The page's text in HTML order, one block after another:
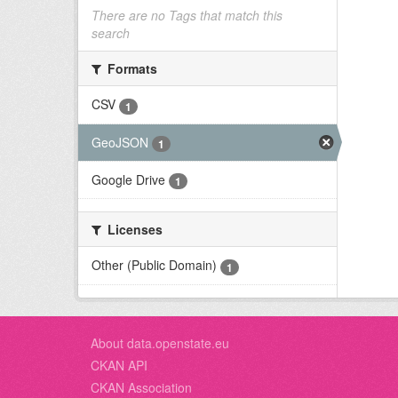
There are no Tags that match this
search
Formats
CSV
1
GeoJSON 1
Google Drive 1
Licenses
Other (Public Domain)
1
About data.openstate.eu
CKAN API
CKAN Association